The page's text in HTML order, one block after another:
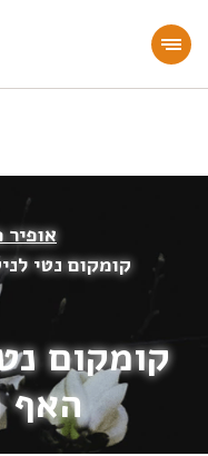
מעוניינים
אופיר
קומקום נטי
קומקום
האף